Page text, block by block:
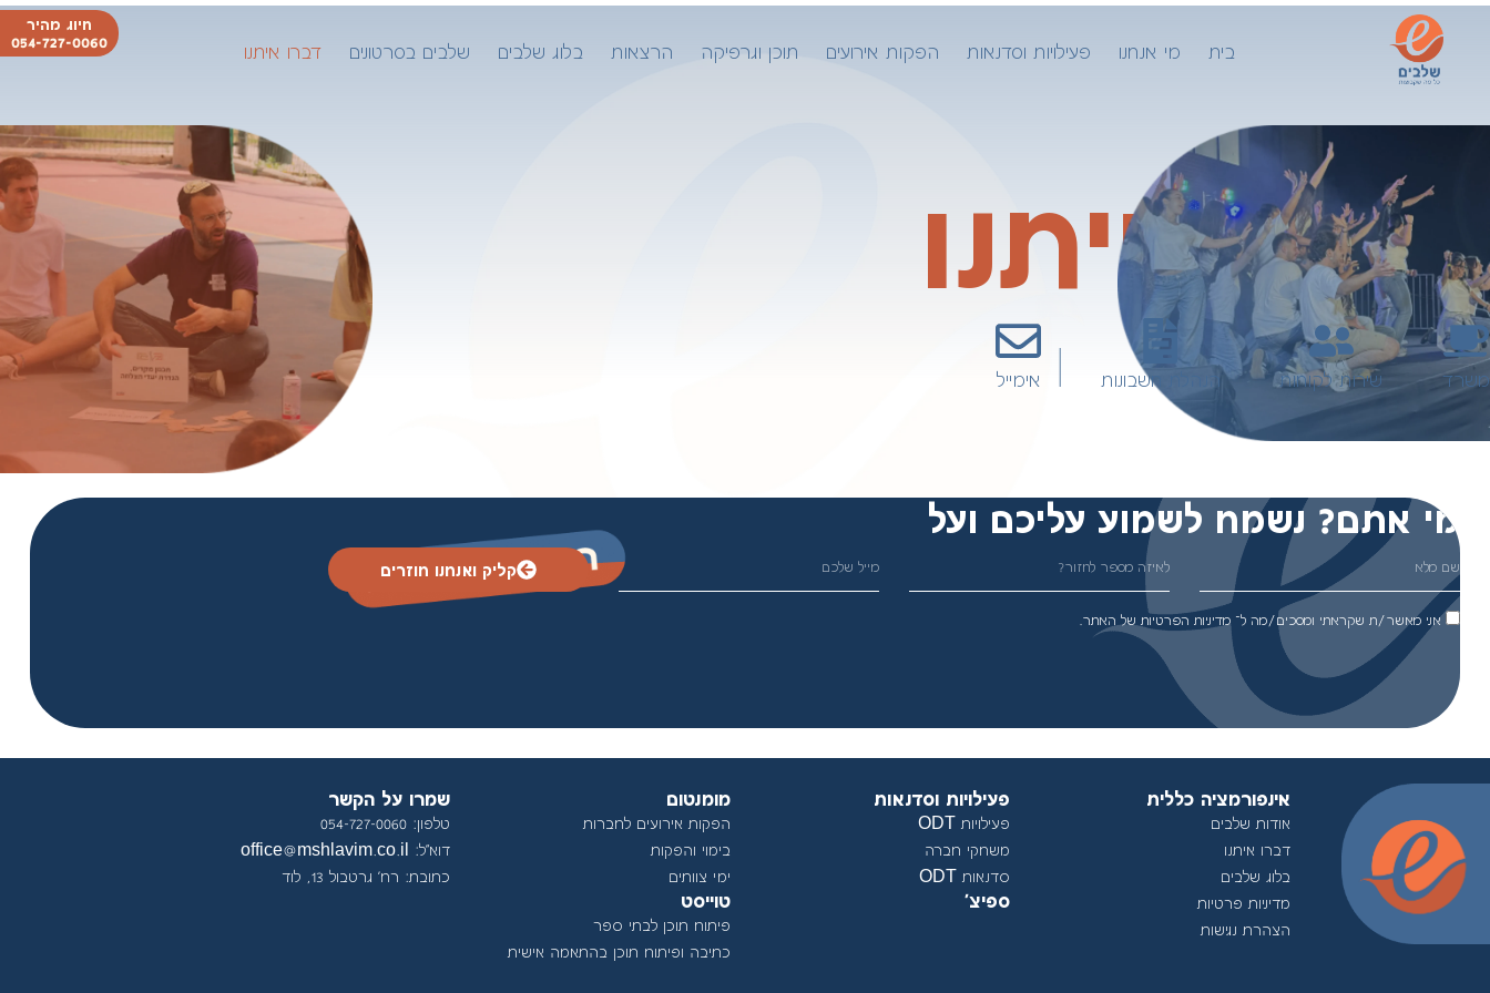
בית מי אנחנו פעילויות וסדנאות הפקות אירועים תוכן וגרפיקה הרצאות בלוג שלבים שלבים בסרטונים דברו איתנו
חיוג מהיר
054-727-0060
דברו איתנו
משרד שירות לקוחות הנהלת חשבונות אימייל
מי אתם? נשמח לשמוע עליכם ועל
אני מאשר/ת שקראתי ומסכים/מה ל־ מדיניות הפרטיות של האתר.
קליק ואנחנו חוזרים
אינפורמציה כללית
אודות שלבים
דברו איתנו
בלוג שלבים
מדיניות פרטיות
הצהרת נגישות
פעילויות וסדנאות
פעילויות ODT
משחקי חברה
סדנאות ODT
ספיצ'
מומנטום
הפקות אירועים לחברות
בימוי והפקות
ימי צוותים
טוייסט
פיתוח תוכן לבתי ספר
כתיבה ופיתוח תוכן בהתאמה אישית
שמרו על הקשר
טלפון: 054-727-0060
דוא"ל: office@mshlavim.co.il
כתובת: רח׳ גרטבול 13, לוד